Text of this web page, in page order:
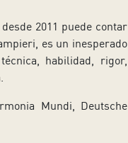
2011 puede contar
es un inesperado
habilidad, rigor,
Mundi, Deutsche